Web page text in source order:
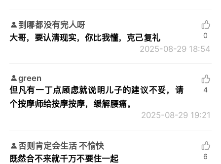
到哪都没有完人呀
大哥，要认清现实，你比我懂，克己复礼
2025-08-29 18:54
0
green
但凡有一丁点顾虑就说明儿子的建议不妥，请
个按摩师给按摩按摩，缓解腰痛。
2025-08-29 19:21
4
否则肯定会生活 不愉快
既然合不来就千万不要住一起
6